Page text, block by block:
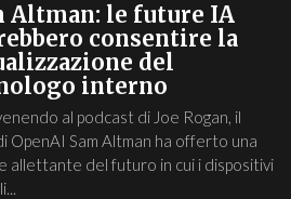
Altman: le future IA
consentire la
del
interno
al podcast di Joe Rogan, il
OpenAI Sam Altman ha offerto una
allettante del futuro in cui i dispositivi